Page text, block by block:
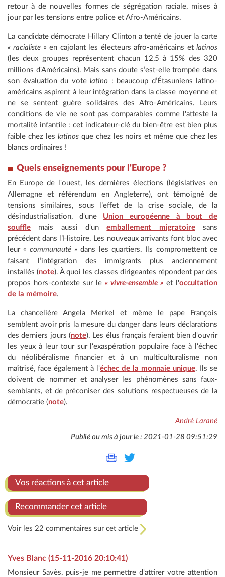
retour à de nouvelles formes de ségrégation raciale, mises à
jour par les tensions entre police et Afro-Américains.
La candidate démocrate Hillary Clinton a tenté de jouer la carte
« racialiste » en cajolant les électeurs afro-américains etlatinos
(les deux groupes représentent chacun 12,5 à 15% des 320
millions d'Américains). Mais sans doute s’est-elle trompée dans
son évaluation du vote latino : beaucoup d’Étasuniens latino-
américains aspirent à leur intégration dans la classe moyenne et
ne se sentent guère solidaires des Afro-Américains. Leurs
conditions de vie ne sont pas comparables comme l'atteste la
mortalité infantile : cet indicateur-clé du bien-être est bien plus
faible chez les latinosque chez les noirs et même que chez les
blancs ordinaires !
Quels enseignements pour l'Europe ?
En Europe de l'ouest, les dernières élections (législatives en
Allemagne et référendum en Angleterre), ont témoigné de
tensions similaires, sous l’effet de la crise sociale, de la
désindustrialisation, d'une Union européenne à bout de
souffle mais aussi d'unemballement migratoiresans
précédent dans l’Histoire. Les nouveaux arrivants font bloc avec
leur« communauté » dans les quartiers. Ils compromettent ce
faisant l’intégration des immigrants plus anciennement
installés (note). À quoi les classes dirigeantes répondent par des
propos hors-contexte sur le « vivre-ensemble » et l'occultation
de la mémoire.
La chancelière Angela Merkel et même le pape François
semblent avoir pris la mesure du danger dans leurs déclarations
des derniers jours (note). Les élus français feraient bien d'ouvrir
les yeux à leur tour sur l'exaspération populaire face à l'échec
du néolibéralisme financier et à un multiculturalisme non
maîtrisé, face également à l'échec de la monnaie unique. Ils se
doivent de nommer et analyser les phénomènes sans faux-
semblants, et de préconiser des solutions respectueuses de la
démocratie (note).
André Larané
Publié ou mis à jour le : 2021-01-28 09:51:29
Vos réactions à cet article
Recommander cet article
Voir les 22 commentaires sur cet article
Yves Blanc (15-11-2016 20:10:41)
Monsieur Savès, puis-je me permettre d'attirer votre attention